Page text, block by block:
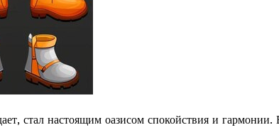
стал настоящим оазисом спокойствия и